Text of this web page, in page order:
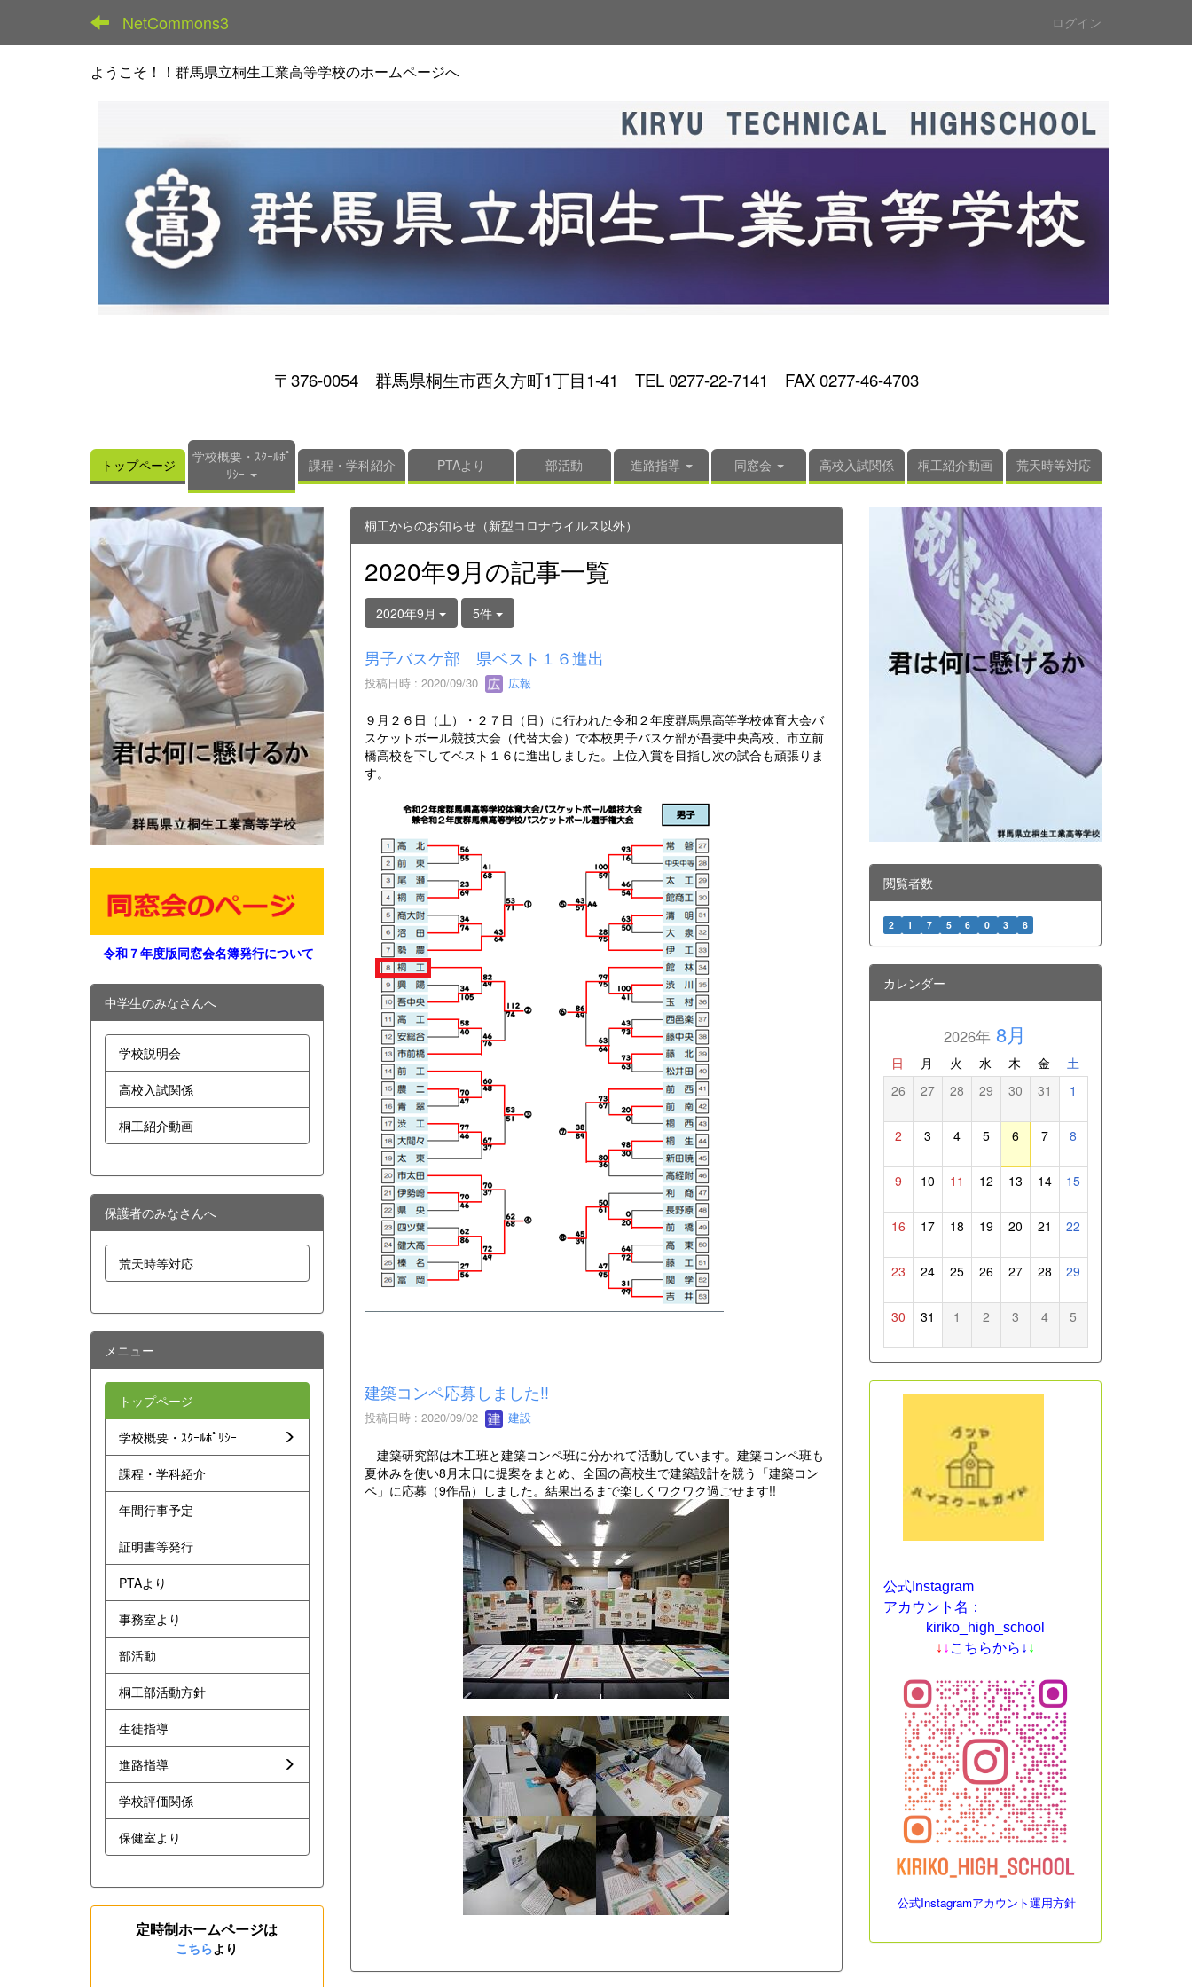
NetCommons3 ログイン
ようこそ！！群馬県立桐生工業高等学校のホームページへ
〒376-0054 群馬県桐生市西久方町1丁目1-41 TEL 0277-22-7141 FAX 0277-46-4703
トップページ
学校概要・ｽｸｰﾙﾎﾟ
ﾘｼｰ
課程・学科紹介 PTAより 部活動 進路指導 同窓会 高校入試関係 桐工紹介動画 荒天時等対応
桐工からのお知らせ（新型コロナウイルス以外）
2020年9月の記事一覧
2020年9月 5件
男子バスケ部 県ベスト１６進出
投稿日時 : 2020/09/30 広報
９月２６日（土）・２７日（日）に行われた令和２年度群馬県高等学校体育大会バ
スケットボール競技大会（代替大会）で本校男子バスケ部が吾妻中央高校、市立前
橋高校を下してベスト１６に進出しました。上位入賞を目指し次の試合も頑張りま
す。
建築コンペ応募しました!!
投稿日時 : 2020/09/02 建設
建築研究部は木工班と建築コンペ班に分かれて活動しています。建築コンペ班も
夏休みを使い8月末日に提案をまとめ、全国の高校生で建築設計を競う「建築コン
ペ」に応募（9作品）しました。結果出るまで楽しくワクワク過ごせます!!
令和７年度版同窓会名簿発行について
中学生のみなさんへ
学校説明会
高校入試関係
桐工紹介動画
保護者のみなさんへ
荒天時等対応
メニュー
トップページ
学校概要・ｽｸｰﾙﾎﾟﾘｼｰ
課程・学科紹介
年間行事予定
証明書等発行
PTAより
事務室より
部活動
桐工部活動方針
生徒指導
進路指導
学校評価関係
保健室より
定時制ホームページは
こちらより
閲覧者数
2 1 7 5 6 0 3 8
カレンダー
2026年 8月
日 月 火 水 木 金 土
26 27 28 29 30 31 1
2 3 4 5 6 7 8
9 10 11 12 13 14 15
16 17 18 19 20 21 22
23 24 25 26 27 28 29
30 31 1 2 3 4 5
公式Instagram
アカウント名：
kiriko_high_school
↓ ↓ こちらから↓ ↓
公式Instagramアカウント運用方針